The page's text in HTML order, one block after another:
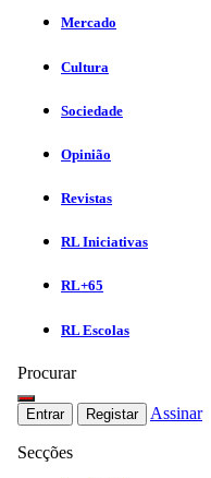
Mercado
Cultura
Sociedade
Opinião
Revistas
RL Iniciativas
RL+65
RL Escolas
Procurar
Entrar Registar Assinar
Secções